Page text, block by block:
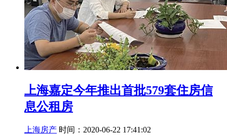
上海嘉定今年推出首批579套住房信
息公租房
上海房产 时间：2020-06-22 17:41:02